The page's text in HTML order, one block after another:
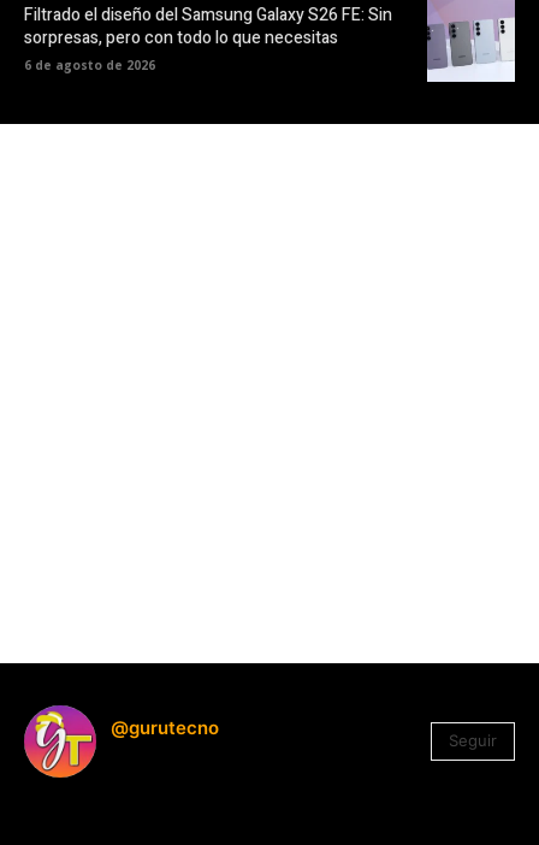
Filtrado el diseño del Samsung Galaxy S26 FE: Sin
sorpresas, pero con todo lo que necesitas
6 de agosto de 2026
@gurutecno
Seguir